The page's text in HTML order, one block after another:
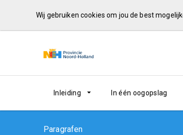
Wij gebruiken cookies om jou de best
Inleiding In één oogopslag
Paragrafen